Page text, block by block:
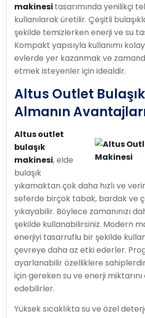
makinesi tasarımında yenilikçi
kullanılarak üretilir. Çeşitli
şekilde temizlerken enerji ve su
Kompakt yapısıyla kullanımı
evlerde yer kazanmak ve
etmek isteyenler için idealdir.
Altus Outlet
Almanın
Altus outlet
bulaşık
makinesi, elde
bulaşık
yıkamaktan çok daha hızlı ve
seferde birçok tabak, bardak ve
yıkayabilir. Böylece zamanınızı
şekilde kullanabilirsiniz. Modern
enerjiyi tasarruflu bir şekilde
çevreye daha az etki ederler.
ayarlanabilir özelliklere
için gereken su ve enerji
edebilirler.
Yüksek sıcaklıkta su ve özel